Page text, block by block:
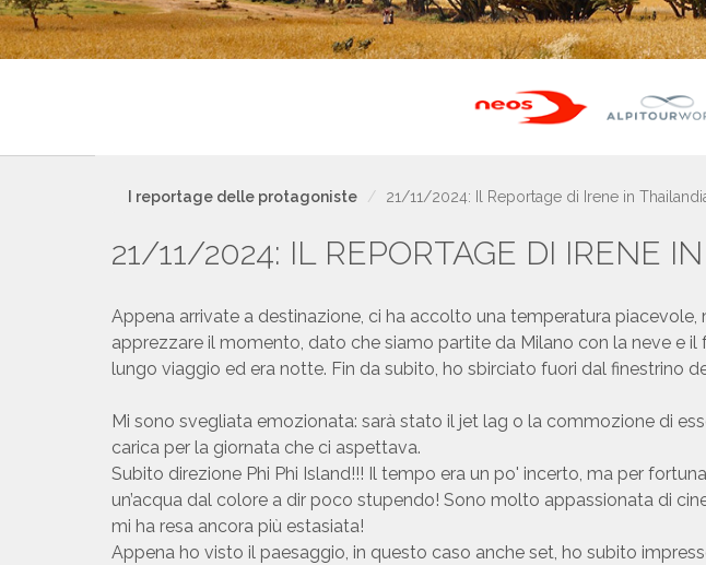
I reportage delle protagoniste 21/11/2024: Il Reportage di Irene in
21/11/2024: IL REPORTAGE DI IRENE
Appena arrivate a destinazione, ci ha accolto una temperatura
apprezzare il momento, dato che siamo partite da Milano con la neve e
lungo viaggio ed era notte. Fin da subito, ho sbirciato fuori dal finestrino
Mi sono svegliata emozionata: sarà stato il jet lag o la commozione di
carica per la giornata che ci aspettava.
Subito direzione Phi Phi Island!!! Il tempo era un po' incerto, ma per
un’acqua dal colore a dir poco stupendo! Sono molto appassionata di
mi ha resa ancora più estasiata!
Appena ho visto il paesaggio, in questo caso anche set, ho subito